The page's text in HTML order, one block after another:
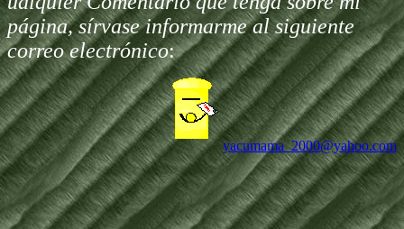
página, sírvase informarme al siguiente
correo electrónico:
yacumama_2000@yahoo.com